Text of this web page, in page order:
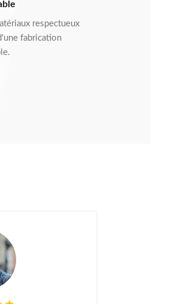
respectueux
fabrication